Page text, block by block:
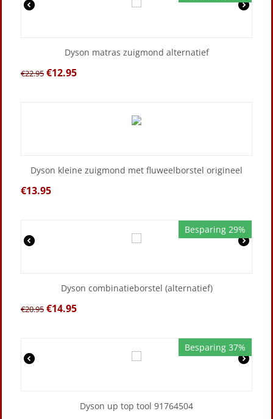
Dyson matras zuigmond alternatief
€22.95 €12.95
Dyson kleine zuigmond met fluweelborstel origineel
€13.95
Besparing 29%
Dyson combinatieborstel (alternatief)
€20.95 €14.95
Besparing 37%
Dyson up top tool 91764504